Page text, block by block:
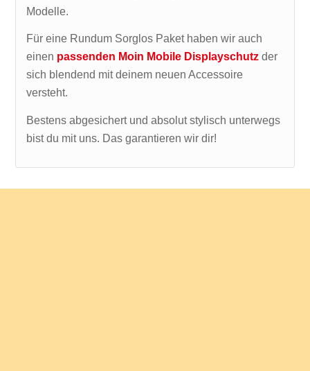
Modelle.
Für eine Rundum Sorglos Paket haben wir auch
einen passenden Moin Mobile Displayschutz der
sich blendend mit deinem neuen Accessoire
versteht.
Bestens abgesichert und absolut stylisch unterwegs
bist du mit uns. Das garantieren wir dir!